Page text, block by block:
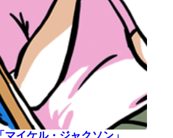
イケル・ジャクソン」